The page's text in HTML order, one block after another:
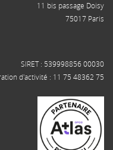
11 bis passage Doisy
75017 Paris
SIRET : 539998856 00030
d'activité : 11 75 48362 75